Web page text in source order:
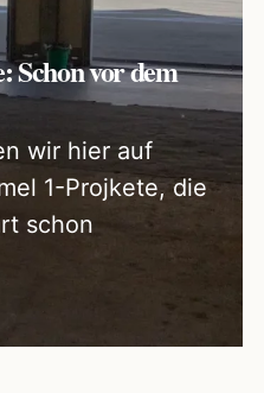
Schon vor dem
wir hier auf
1-Projkete, die
schon